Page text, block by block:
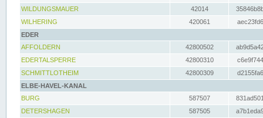
WILDUNGSMAUER
42014
WILHERING
420061
EDER
AFFOLDERN
42800502
EDERTALSPERRE
42800310
SCHMITTLOTHEIM
42800309
ELBE-HAVEL-KANAL
BURG
587507
DETERSHAGEN
587505